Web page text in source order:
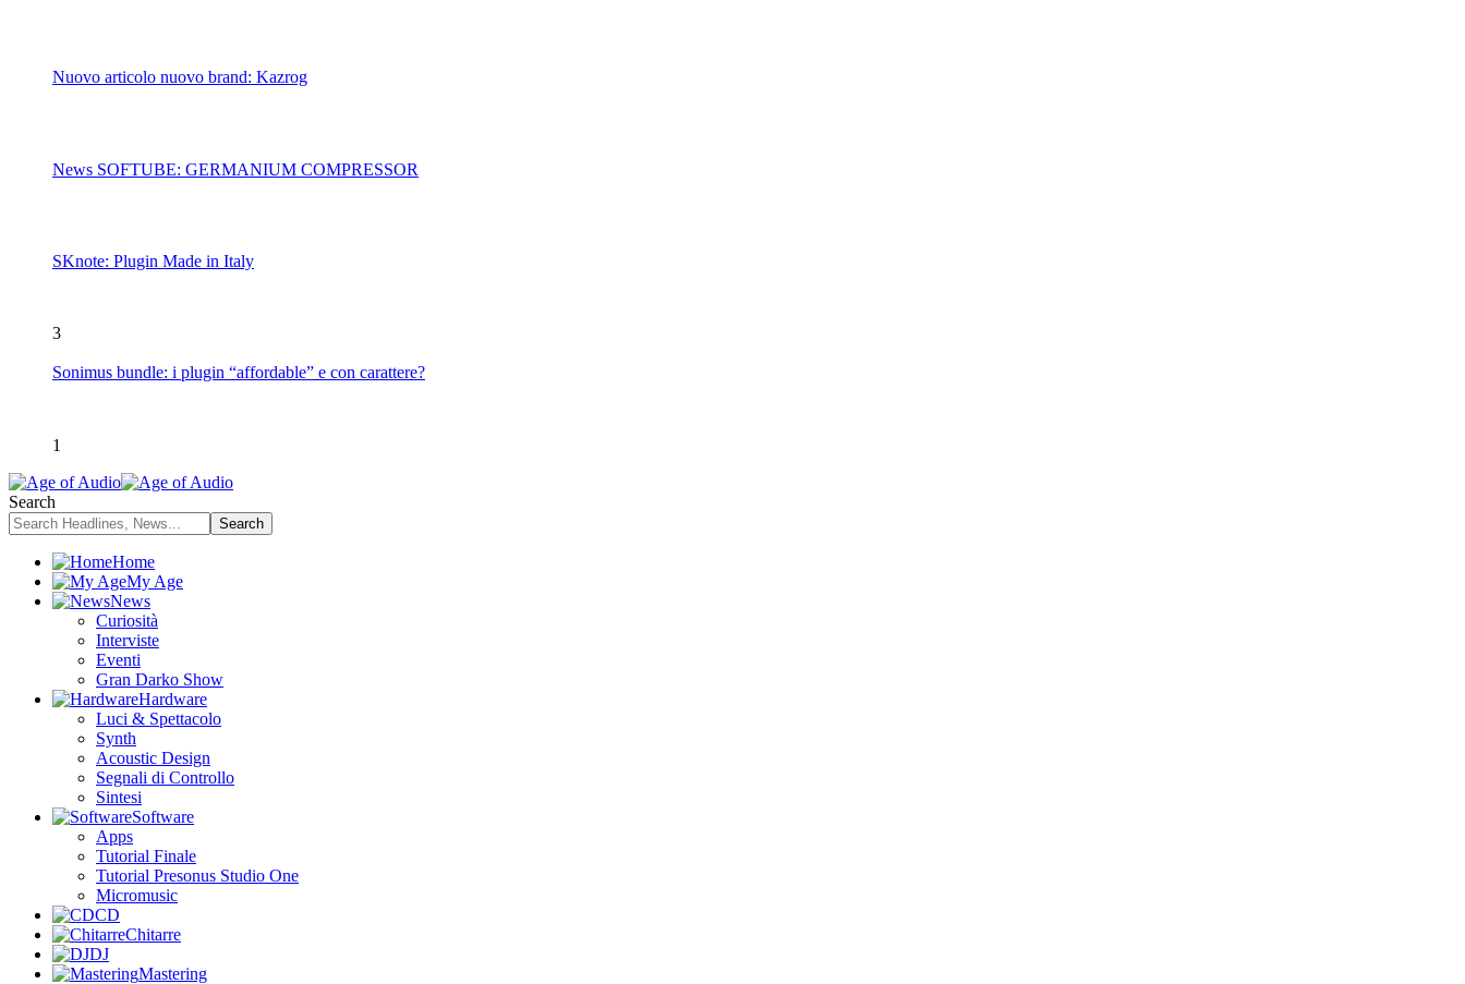
Nuovo articolo nuovo brand: Kazrog
News SOFTUBE: GERMANIUM COMPRESSOR
SKnote: Plugin Made in Italy
3
Sonimus bundle: i plugin “affordable” e con carattere?
1
Search
Home
My Age
News
Curiosità
Interviste
Eventi
Gran Darko Show
Hardware
Luci & Spettacolo
Synth
Acoustic Design
Segnali di Controllo
Sintesi
Software
Apps
Tutorial Finale
Tutorial Presonus Studio One
Micromusic
CD
Chitarre
DJ
Mastering